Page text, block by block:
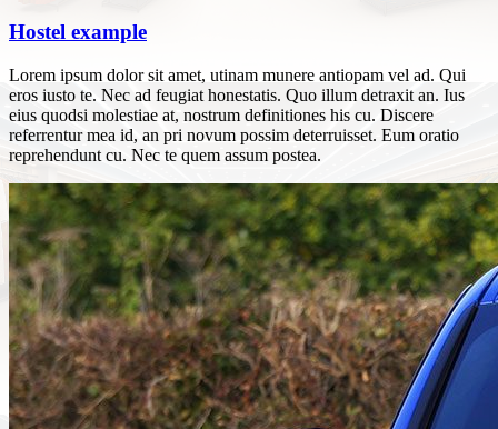
Hostel example
Lorem ipsum dolor sit amet, utinam munere antiopam vel ad. Qui
eros iusto te. Nec ad feugiat honestatis. Quo illum detraxit an. Ius
eius quodsi molestiae at, nostrum definitiones his cu. Discere
referrentur mea id, an pri novum possim deterruisset. Eum oratio
reprehendunt cu. Nec te quem assum postea.